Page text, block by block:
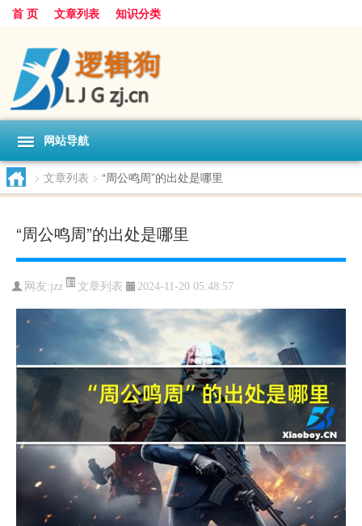
首 页 文章列表 知识分类
网站导航
> 文章列表 > “周公鸣周”的出处是哪里
“周公鸣周”的出处是哪里
网友:jzz 文章列表 2024-11-20 05:48:57